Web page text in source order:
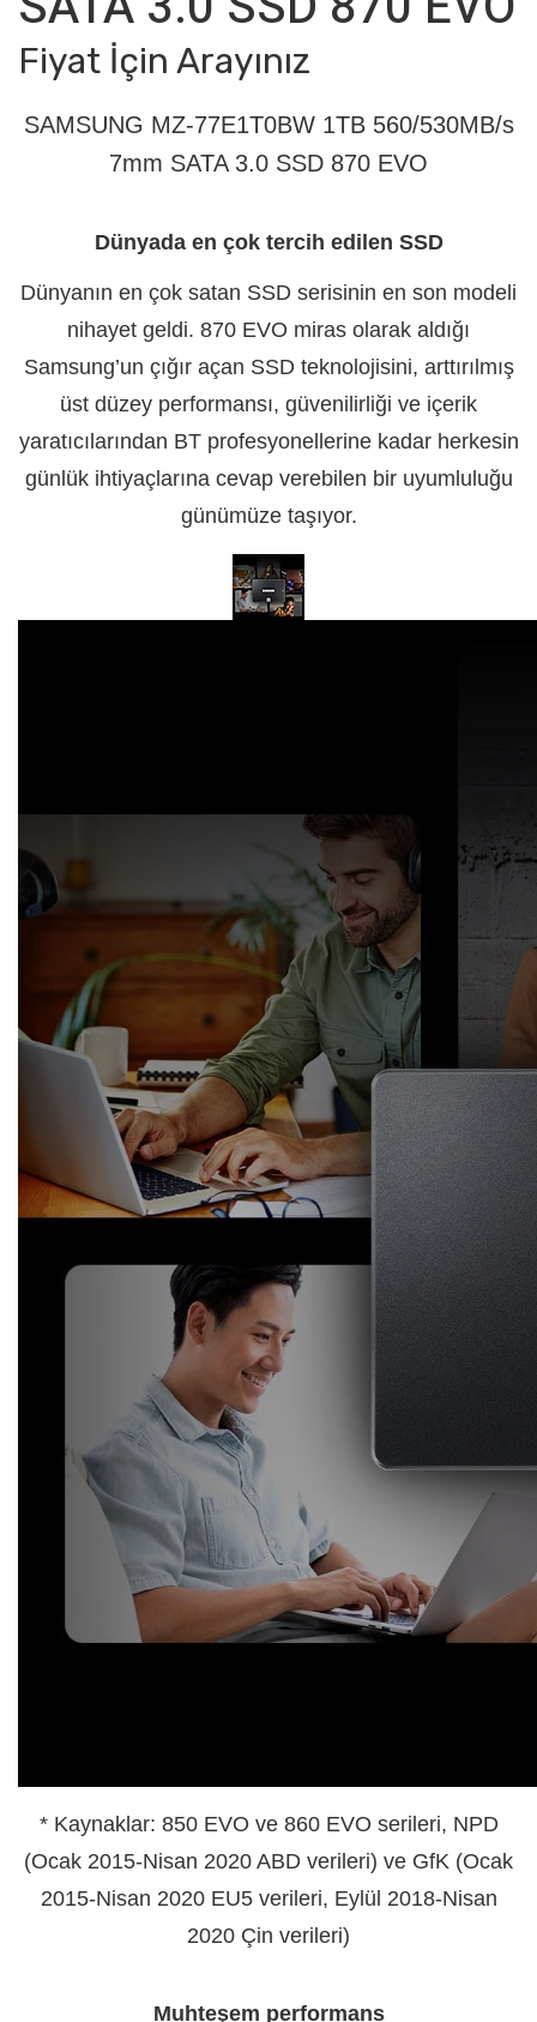
Fiyat İçin Arayınız
SAMSUNG MZ-77E1T0BW 1TB 560/530MB/s
7mm SATA 3.0 SSD 870 EVO
Dünyada en çok tercih edilen SSD
Dünyanın en çok satan SSD serisinin en son modeli
nihayet geldi. 870 EVO miras olarak aldığı
Samsung’un çığır açan SSD teknolojisini, arttırılmış
üst düzey performansı, güvenilirliği ve içerik
yaratıcılarından BT profesyonellerine kadar herkesin
günlük ihtiyaçlarına cevap verebilen bir uyumluluğu
günümüze taşıyor.
* Kaynaklar: 850 EVO ve 860 EVO serileri, NPD
(Ocak 2015-Nisan 2020 ABD verileri) ve GfK (Ocak
2015-Nisan 2020 EU5 verileri, Eylül 2018-Nisan
2020 Çin verileri)
Muhteşem performans